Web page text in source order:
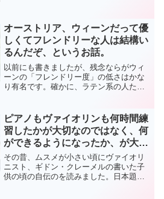
たけれど、妊娠出産は病気じゃないし、
安産だったので、まるでホ...
オーストリア、ウィーンだって優
しくてフレンドリーな人は結構い
るんだぞ、というお話。
以前にも書きましたが、残念ならがウィ
ーンの「フレンドリー度」の低さはかな
り有名です。確かに、ラテン系の人たち
ガイジンであっても、若くてイケメン、
もしくは若くてピチピチの...
ピアノもヴァイオリンも何時間練
習したかが大切なのではなく、何
ができるようになったか、が大切
な話
その昔、ムスメが小さい頃にヴァイオリ
ニスト、ギドン・クレーメルの書いた子
供の頃の自伝のを読みました。日本題名